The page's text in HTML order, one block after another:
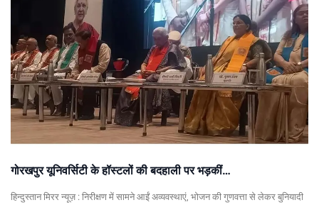
गोरखपुर यूनिवर्सिटी के हॉस्टलों की बदहाली पर भड़कीं…
हिन्दुस्तान मिरर न्यूज़ : निरीक्षण में सामने आईं अव्यवस्थाएं, भोजन की गुणवत्ता से लेकर बुनियादी